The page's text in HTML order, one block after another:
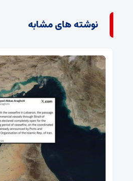
نوشته های مشابه